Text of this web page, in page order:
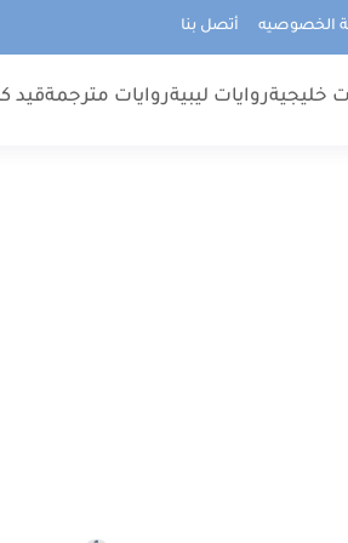
الخصوصيه أتصل بنا
خليجيةروايات ليبيةروايات مترجمةقيد